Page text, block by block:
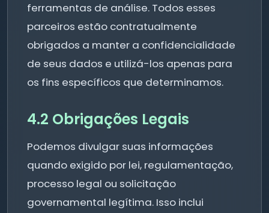
ferramentas de análise. Todos esses
parceiros estão contratualmente
obrigados a manter a confidencialidade
de seus dados e utilizá-los apenas para
os fins específicos que determinamos.
4.2 Obrigações Legais
Podemos divulgar suas informações
quando exigido por lei, regulamentação,
processo legal ou solicitação
governamental legítima. Isso inclui